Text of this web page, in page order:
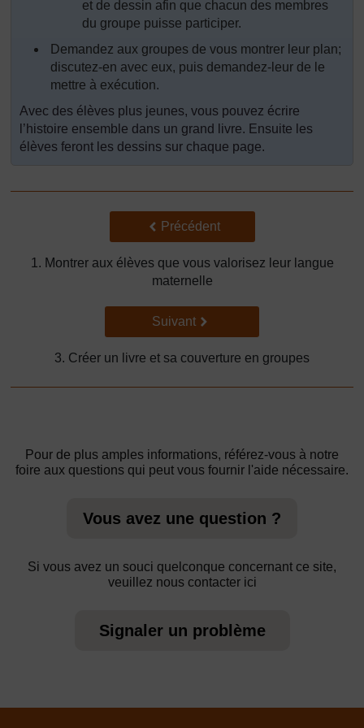
et de dessin afin que chacun des membres
du groupe puisse participer.
Demandez aux groupes de vous montrer leur plan;
discutez-en avec eux, puis demandez-leur de le
mettre à exécution.
Avec des élèves plus jeunes, vous pouvez écrire
l’histoire ensemble dans un grand livre. Ensuite les
élèves feront les dessins sur chaque page.
Précédent
Précédent
1. Montrer aux élèves que vous valorisez leur langue
maternelle
Suivant
Suivant
3. Créer un livre et sa couverture en groupes
Pour de plus amples informations, référez-vous à notre
foire aux questions qui peut vous fournir l'aide nécessaire.
Vous avez une question ?
Si vous avez un souci quelconque concernant ce site,
veuillez nous contacter ici
Signaler un problème